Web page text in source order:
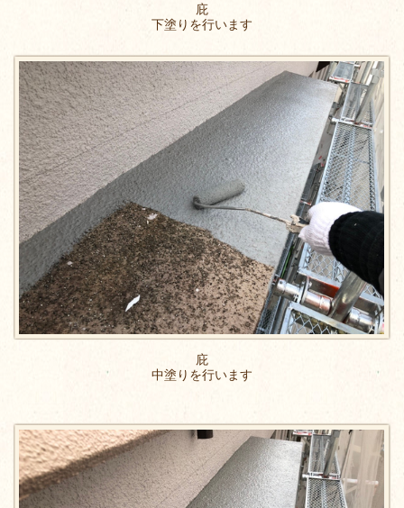
庇
下塗りを行います
庇
中塗りを行います